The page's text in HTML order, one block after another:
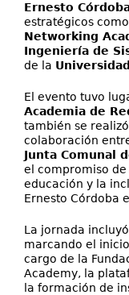
Ernesto
estratégicos como
Networking
Ingeniería de
de la
El evento tuvo
Academia de
también se
colaboración
Junta Comunal
el compromiso
educación y la
Ernesto Córdoba
La jornada
marcando el
cargo de la
Academy, la
la formación de